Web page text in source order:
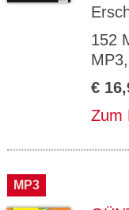
152
€
Zum
MP3